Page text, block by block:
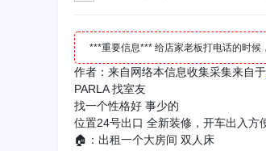
***重要信息*** 给店家老板打电话的时候
作者：来自网络本信息收集采集来自于
PARLA 找室友
找一个性格好 事少的
位置24号出口 全新装修，开车出入方
🏠：出租一个大房间 双人床